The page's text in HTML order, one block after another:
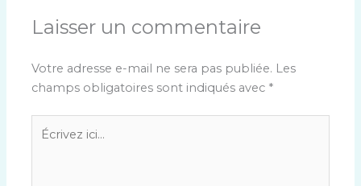
Laisser un commentaire
Votre adresse e-mail ne sera pas publiée. Les
champs obligatoires sont indiqués avec *
Écrivez
ici…